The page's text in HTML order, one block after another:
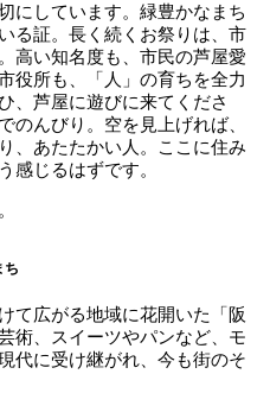
にしています。緑豊かなまち
る証。長く続くお祭りは、市
高い知名度も、市民の芦屋愛
役所も、「人」の育ちを全力
、芦屋に遊びに来てくださ
のんびり。空を見上げれば、
、あたたかい人。ここに住み
感じるはずです。
ち
て広がる地域に花開いた「阪
術、スイーツやパンなど、モ
代に受け継がれ、今も街のそ